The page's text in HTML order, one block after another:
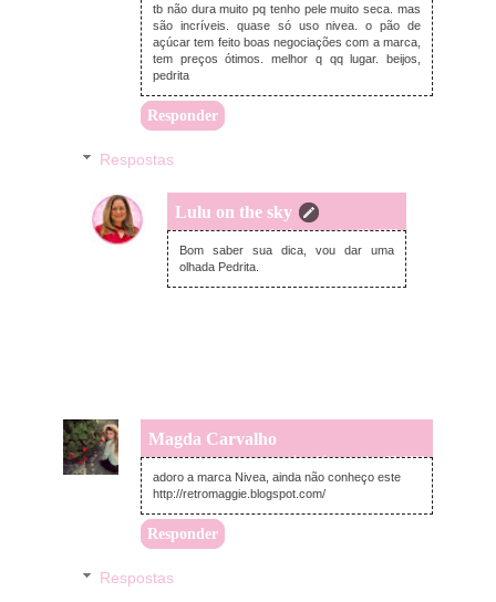
tb não dura muito pq tenho pele muito seca. mas
são incríveis. quase só uso nivea. o pão de
açúcar tem feito boas negociações com a marca,
tem preços ótimos. melhor q qq lugar. beijos,
pedrita
Responder
Respostas
Lulu on the sky
domingo, outubro 30, 2022
Bom saber sua dica, vou dar uma
olhada Pedrita.
Magda Carvalho
quinta-feira, outubro 27, 2022
adoro a marca Nivea, ainda não conheço este
http://retromaggie.blogspot.com/
Responder
Respostas